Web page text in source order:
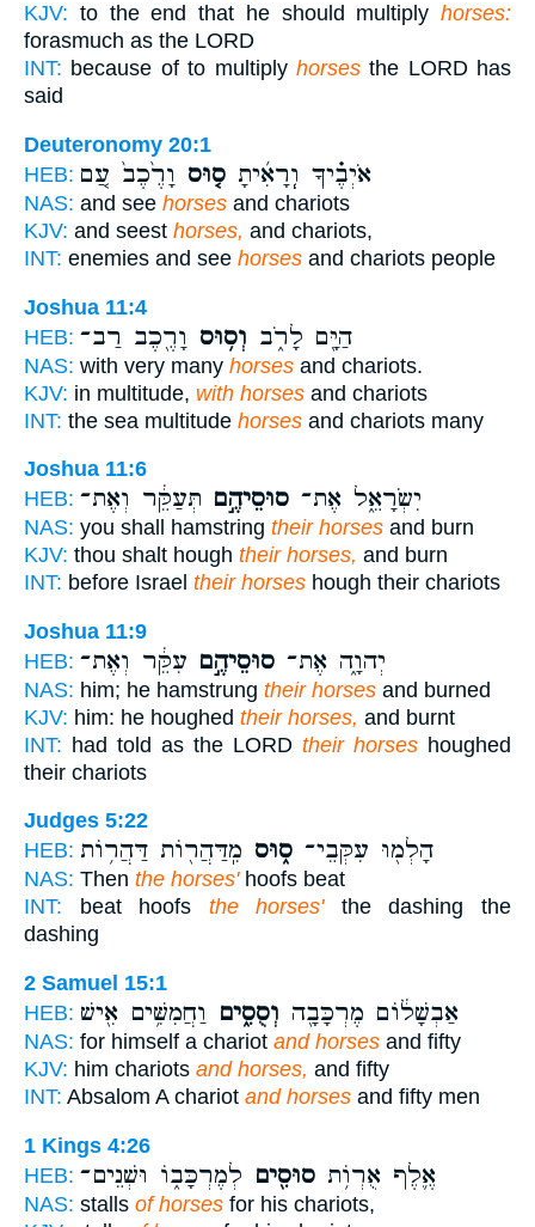
KJV: to the end that he should multiply horses:
forasmuch as the LORD
INT: because of to multiply horsesthe LORD has
said
Deuteronomy 20:1
HEB:
אֹיְבֶ֗יךָ וְֽרָאִ֜יתָ ס֤וּס וָרֶ֙כֶב֙ עַ֚ם
NAS: and see horses and chariots
KJV: and seest horses, and chariots,
INT: enemies and see horses and chariots people
Joshua 11:4
HEB:
הַיָּ֖ם לָרֹ֑ב וְס֥וּס וָרֶ֖כֶב רַב־
NAS: with very many horses and chariots.
KJV: in multitude, with horses and chariots
INT: the sea multitude horses and chariots many
Joshua 11:6
HEB:
יִשְׂרָאֵ֑ל אֶת־ סוּסֵיהֶ֣ם תְּעַקֵּ֔ר וְאֶת־
NAS: you shall hamstring their horses and burn
KJV: thou shalt hough their horses, and burn
INT: before Israel their horses hough their chariots
Joshua 11:9
HEB:
יְהוָ֑ה אֶת־ סוּסֵיהֶ֣ם עִקֵּ֔ר וְאֶת־
NAS: him; he hamstrung their horses and burned
KJV: him: he houghed their horses, and burnt
INT: had told as the LORD their horses houghed
their chariots
Judges 5:22
HEB:
הָלְמ֖וּ עִקְּבֵי־ ס֑וּס מִֽדַּהֲר֖וֹת דַּהֲר֥וֹת
NAS: Then the horses'hoofs beat
INT: beat hoofs the horses'the dashing the
dashing
2 Samuel 15:1
HEB:
אַבְשָׁל֔וֹם מֶרְכָּבָ֖ה וְסֻסִ֑ים וַחֲמִשִּׁ֥ים אִ֖ישׁ
NAS: for himself a chariot and horses and fifty
KJV: him chariots and horses, and fifty
INT: Absalom A chariot and horses and fifty men
1 Kings 4:26
HEB:
אֶ֛לֶף אֻרְוֹ֥ת סוּסִ֖ים לְמֶרְכָּב֑וֹ וּשְׁנֵים־
NAS: stalls of horses for his chariots,